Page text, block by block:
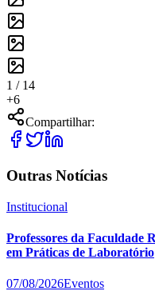
1 / 14
+6
Compartilhar:
Outras Notícias
Institucional
Professores da Faculdade
em Práticas de Laboratório
07/08/2026Eventos